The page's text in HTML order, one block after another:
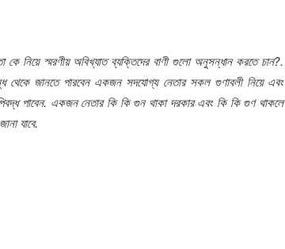
কে নিয়ে স্মরণীয় অবিখ্যাত ব্যক্তিদের বাণী গুলো অনুসন্ধান করতে চান?.
থেকে জানতে পারবেন একজন সদযোগ্য নেতার সকল গুণাবলী নিয়ে এবং
পাবেন. একজন নেতার কি কি গুন থাকা দরকার এবং কি কি গুণ থাকলে
জানা যাবে.